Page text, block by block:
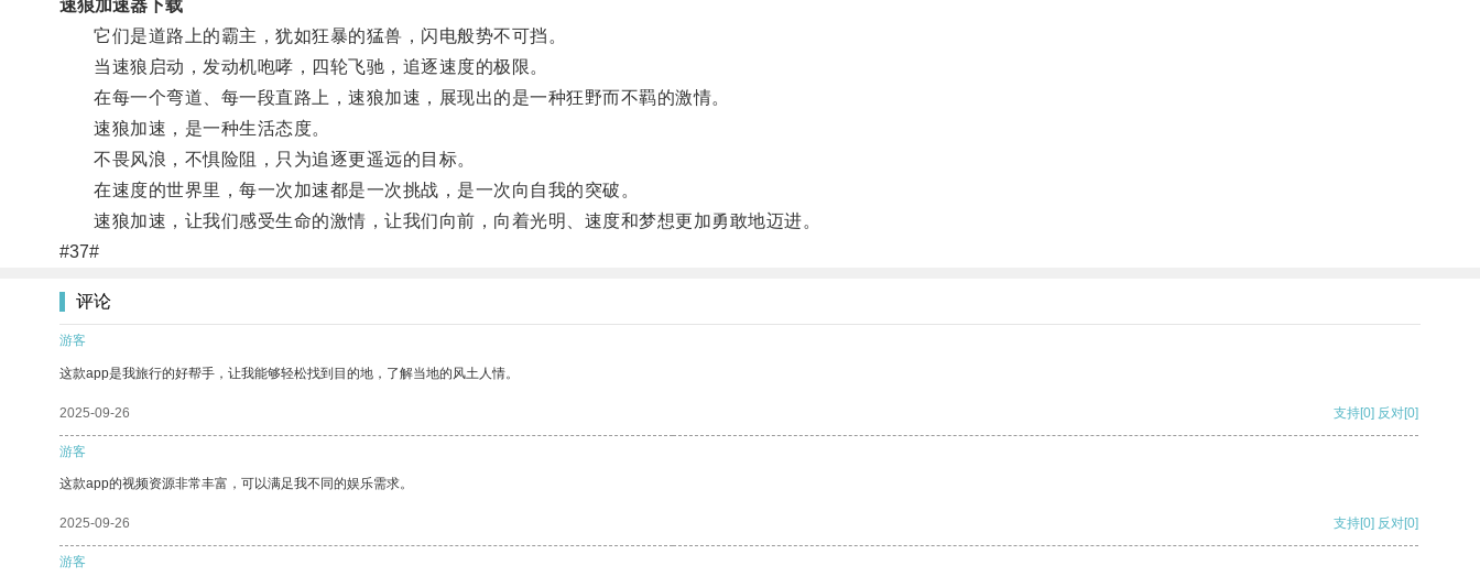
速狼加速器下载
它们是道路上的霸主，犹如狂暴的猛兽，闪电般势不可挡。
当速狼启动，发动机咆哮，四轮飞驰，追逐速度的极限。
在每一个弯道、每一段直路上，速狼加速，展现出的是一种狂野而不羁的激情。
速狼加速，是一种生活态度。
不畏风浪，不惧险阻，只为追逐更遥远的目标。
在速度的世界里，每一次加速都是一次挑战，是一次向自我的突破。
速狼加速，让我们感受生命的激情，让我们向前，向着光明、速度和梦想更加勇敢地迈进。
#37#
评论
游客
这款app是我旅行的好帮手，让我能够轻松找到目的地，了解当地的风土人情。
2025-09-26 支持[0] 反对[0]
游客
这款app的视频资源非常丰富，可以满足我不同的娱乐需求。
2025-09-26 支持[0] 反对[0]
游客